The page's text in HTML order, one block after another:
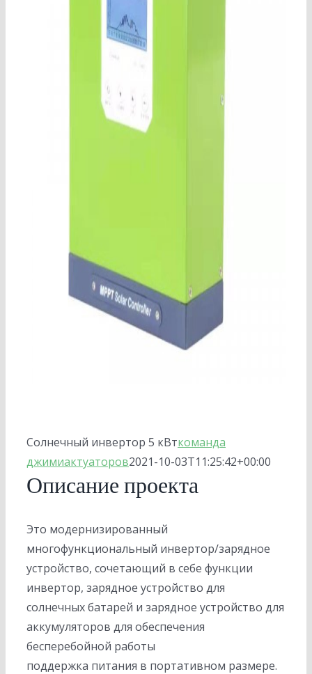
Солнечный инвертор 5 кВткоманда
джимиактуаторов2021-10-03T11:25:42+00:00
Описание проекта
Это модернизированный
многофункциональный инвертор/зарядное
устройство, сочетающий в себе функции
инвертор, зарядное устройство для
солнечных батарей и зарядное устройство для
аккумуляторов для обеспечения
бесперебойной работы
поддержка питания в портативном размере.